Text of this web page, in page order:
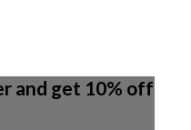
and get 10% off